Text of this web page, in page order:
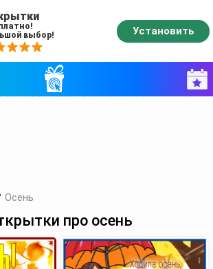
Осень
про осень
выбор!
Установить